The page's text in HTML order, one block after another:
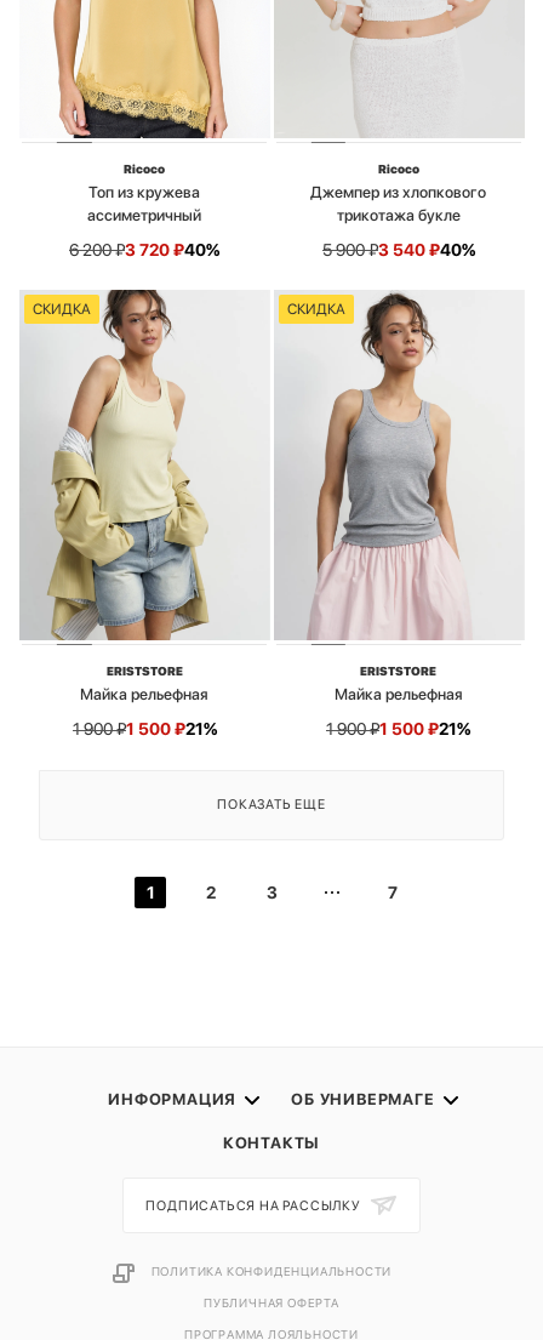
Ricoco
Топ из кружева
ассиметричный
6 200₽3 720₽40%
Ricoco
Джемпер из хлопкового
трикотажа букле
5 900₽3 540₽40%
СКИДКА
ERISTSTORE
Майка рельефная
1 900₽1 500₽21%
СКИДКА
ERISTSTORE
Майка рельефная
1 900₽1 500₽21%
ПОКАЗАТЬ ЕЩЕ
1 2 3 7
ИНФОРМАЦИЯ ОБ УНИВЕРМАГЕ
КОНТАКТЫ
ПОДПИСАТЬСЯ НА РАССЫЛКУ
ПОЛИТИКА КОНФИДЕНЦИАЛЬНОСТИ
ПУБЛИЧНАЯ ОФЕРТА
ПРОГРАММА ЛОЯЛЬНОСТИ